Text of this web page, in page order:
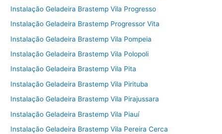
Instalação Geladeira Brastemp Vila Progresso
Instalação Geladeira Brastemp Progressor Vita
Instalação Geladeira Brastemp Vila Pompeia
Instalação Geladeira Brastemp Vila Polopoli
Instalação Geladeira Brastemp Vila Pita
Instalação Geladeira Brastemp Vila Pirituba
Instalação Geladeira Brastemp Vila Pirajussara
Instalação Geladeira Brastemp Vila Piauí
Instalação Geladeira Brastemp Vila Pereira Cerca